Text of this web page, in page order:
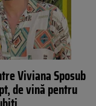
Viviana Sposub
de vină pentru